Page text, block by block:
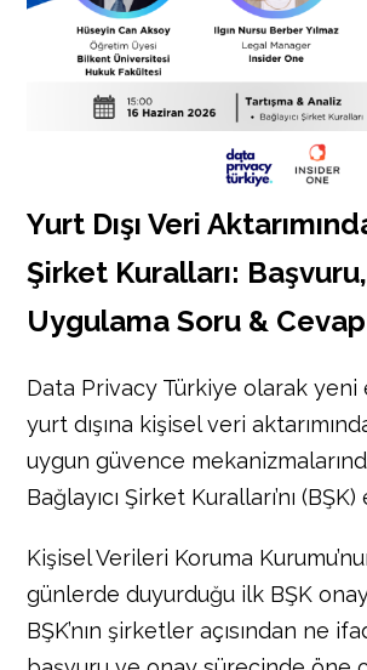
Yurt Dışı Veri
Şirket Kuralları:
Uygulama Soru &
Data Privacy Türkiye olarak yeni
yurt dışına kişisel veri
uygun güvence
Bağlayıcı Şirket Kuralları’nı
Kişisel Verileri Koruma
günlerde duyurduğu ilk BŞK
BŞK’nın şirketler açısından ne